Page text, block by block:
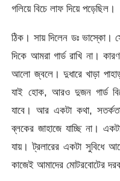
গলিয়ে বিচে লাফ দিয়ে পড়েছিল।
ঠিক। সায় দিলেন ডঃ ভাস্কো।
দিকে আমরা গার্ড রাখি না।
আলো জ্বলে। দুধারে খাড়া
যাই হোক, আরও দুজন গার্ড
যাবে। আর একটা কথা,
ব্লকের জাহাজে যাচ্ছি না।
যায়। ট্রলারের একটা সুবিধে
কাজেই আমাদের মোটরবোটের